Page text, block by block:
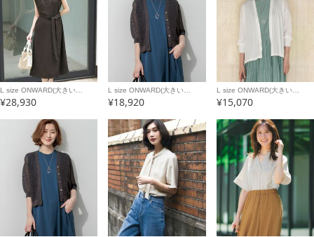
L size ONWARD(大きい…
¥28,930
L size ONWARD(大きい…
¥18,920
L size ONWARD(大きい…
¥15,070